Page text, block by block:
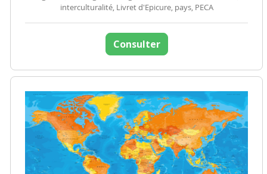
interculturalité, Livret d'Epicure, pays, PECA
Consulter